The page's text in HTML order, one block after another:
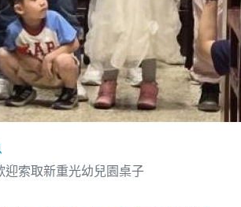
迎索取新重光幼兒園桌子